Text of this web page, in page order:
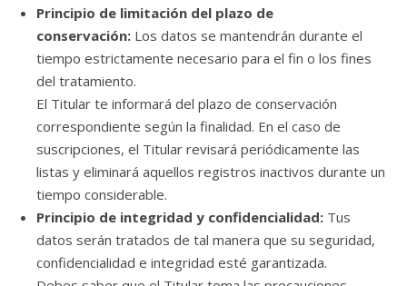
Principio de limitación del plazo de
conservación: Los datos se mantendrán durante el
tiempo estrictamente necesario para el fin o los fines
del tratamiento.
El Titular te informará del plazo de conservación
correspondiente según la finalidad. En el caso de
suscripciones, el Titular revisará periódicamente las
listas y eliminará aquellos registros inactivos durante un
tiempo considerable.
Principio de integridad y confidencialidad: Tus
datos serán tratados de tal manera que su seguridad,
confidencialidad e integridad esté garantizada.